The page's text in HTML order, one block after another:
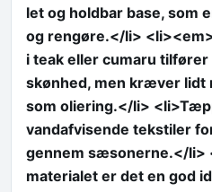
let og holdbar base, som
og rengøre.</li>
i teak eller cumaru
skønhed, men kræver lidt
som oliering.</li>
vandafvisende tekstiler
gennem sæsonerne.</li>
materialet er det en god